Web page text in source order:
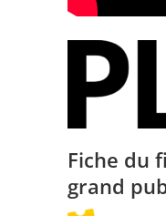
Fiche du
grand